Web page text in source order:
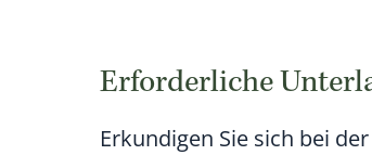
Erforderliche
Erkundigen Sie sich bei